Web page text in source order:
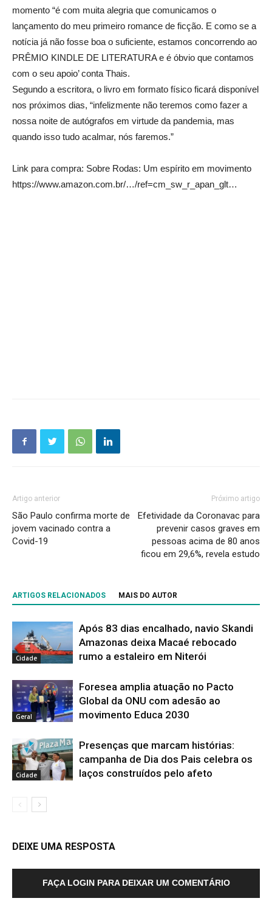
momento “é com muita alegria que comunicamos o
lançamento do meu primeiro romance de ficção. E como se a
notícia já não fosse boa o suficiente, estamos concorrendo ao
PRÊMIO KINDLE DE LITERATURA e é óbvio que contamos
com o seu apoio’ conta Thais.
Segundo a escritora, o livro em formato físico ficará disponível
nos próximos dias, “infelizmente não teremos como fazer a
nossa noite de autógrafos em virtude da pandemia, mas
quando isso tudo acalmar, nós faremos.”
Link para compra: Sobre Rodas: Um espírito em movimento
https://www.amazon.com.br/…/ref=cm_sw_r_apan_glt…
Artigo anterior
São Paulo confirma morte de
jovem vacinado contra a
Covid-19
Próximo artigo
Efetividade da Coronavac para
prevenir casos graves em
pessoas acima de 80 anos
ficou em 29,6%, revela estudo
ARTIGOS RELACIONADOS MAIS DO AUTOR
Cidade
Após 83 dias encalhado, navio Skandi
Amazonas deixa Macaé rebocado
rumo a estaleiro em Niterói
Geral
Foresea amplia atuação no Pacto
Global da ONU com adesão ao
movimento Educa 2030
Cidade
Presenças que marcam histórias:
campanha de Dia dos Pais celebra os
laços construídos pelo afeto
DEIXE UMA RESPOSTA
FAÇA LOGIN PARA DEIXAR UM COMENTÁRIO